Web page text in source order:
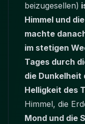
beizugesellen)
Himmel und
machte
im stetigen
Tages durch
die Dunkelheit
Helligkeit des
Himmel, die
Mond und die